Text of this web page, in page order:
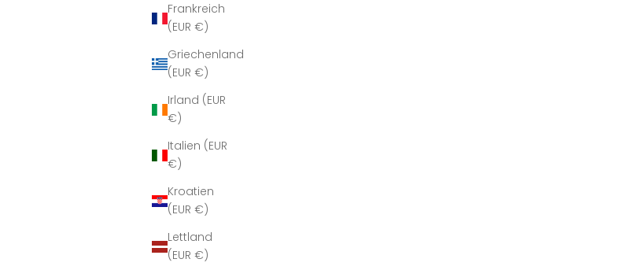
Frankreich
(EUR €)
Griechenland
(EUR €)
Irland (EUR
€)
Italien (EUR
€)
Kroatien
(EUR €)
Lettland
(EUR €)